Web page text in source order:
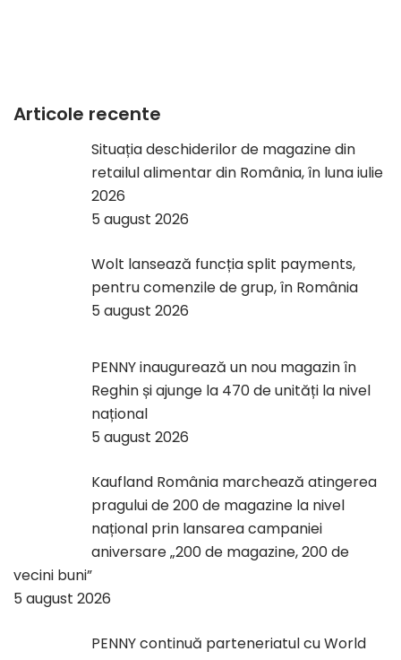
Articole recente
Situația deschiderilor de magazine din
retailul alimentar din România, în luna iulie
2026
5 august 2026
Wolt lansează funcția split payments,
pentru comenzile de grup, în România
5 august 2026
PENNY inaugurează un nou magazin în
Reghin și ajunge la 470 de unități la nivel
național
5 august 2026
Kaufland România marchează atingerea
pragului de 200 de magazine la nivel
național prin lansarea campaniei
aniversare „200 de magazine, 200 de
vecini buni”
5 august 2026
PENNY continuă parteneriatul cu World